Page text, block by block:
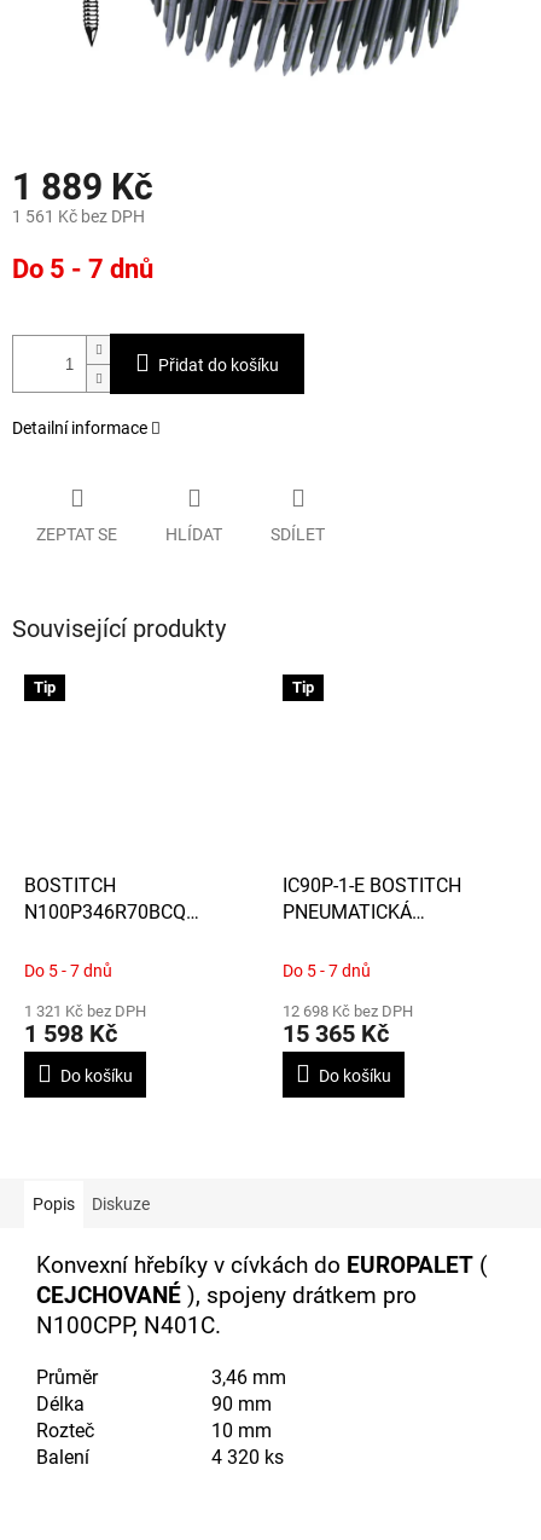
1 889 Kč
1 561 Kč bez DPH
cena:
Do 5 - 7 dnů
Přidat do košíku
Detailní informace
ZEPTAT SE HLÍDAT SDÍLET
Související produkty
Tip
BOSTITCH
N100P346R70BCQ
SVITKU Ø3,46 MM DO
MM, 4320KS
Do 5 - 7 dnů
1 321 Kč bez DPH
1 598 Kč
Do košíku
Tip
IC90P-1-E BOSTITCH
PNEUMATICKÁ
HŘEBÍKY N100P VE
PALET
Do 5 - 7 dnů
12 698 Kč bez DPH
15 365 Kč
Do košíku
Popis Diskuze
Konvexní hřebíky v cívkách do EUROPALET (
CEJCHOVANÉ ), spojeny drátkem pro
N100CPP, N401C.
Průměr
3,46 mm
Délka
90 mm
Rozteč
10 mm
Balení
4 320 ks